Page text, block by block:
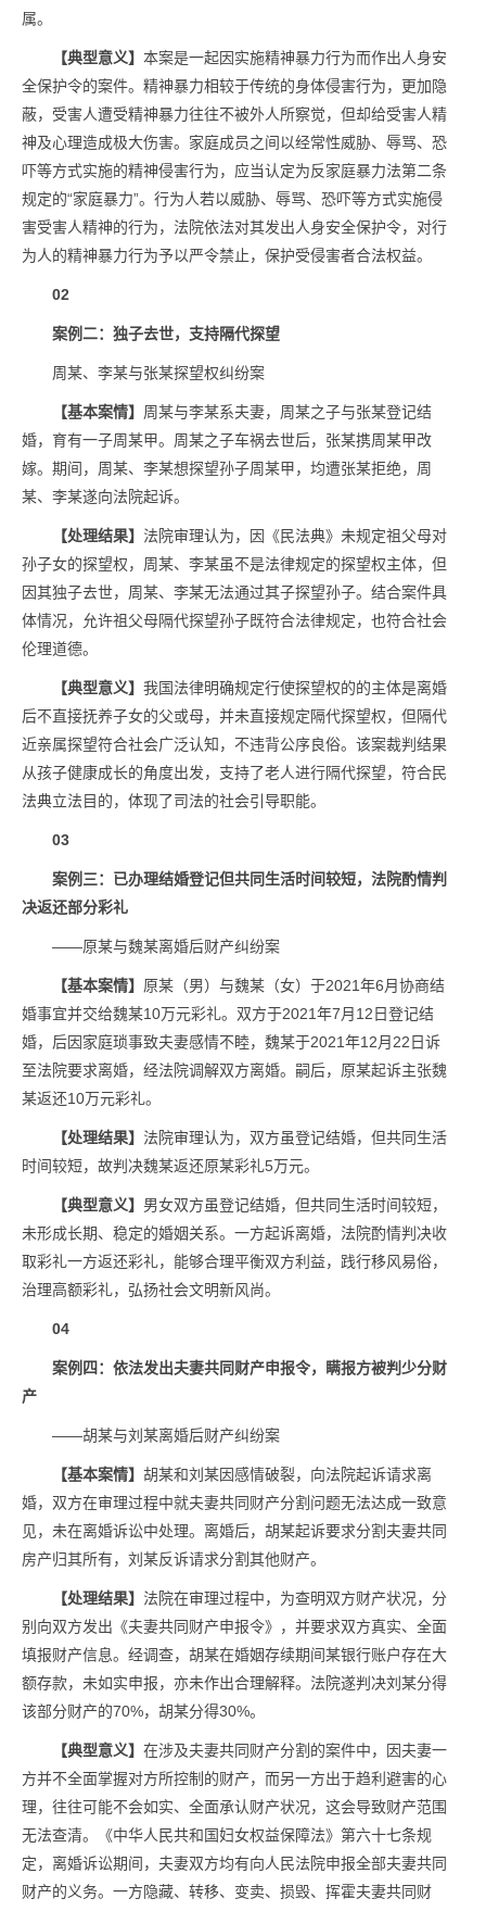
属。
【典型意义】 本案是一起因实施精神暴力行为而作出人身安
全保护令的案件。精神暴力相较于传统的身体侵害行为，更加隐
蔽，受害人遭受精神暴力往往不被外人所察觉，但却给受害人精
神及心理造成极大伤害。家庭成员之间以经常性威胁、辱骂、恐
吓等方式实施的精神侵害行为，应当认定为反家庭暴力法第二条
规定的“家庭暴力”。行为人若以威胁、辱骂、恐吓等方式实施侵
害受害人精神的行为，法院依法对其发出人身安全保护令，对行
为人的精神暴力行为予以严令禁止，保护受侵害者合法权益。
02
案例二：独子去世，支持隔代探望
周某、李某与张某探望权纠纷案
【基本案情】 周某与李某系夫妻，周某之子与张某登记结
婚，育有一子周某甲。周某之子车祸去世后，张某携周某甲改
嫁。期间，周某、李某想探望孙子周某甲，均遭张某拒绝，周
某、李某遂向法院起诉。
【处理结果】 法院审理认为，因《民法典》未规定祖父母对
孙子女的探望权，周某、李某虽不是法律规定的探望权主体，但
因其独子去世，周某、李某无法通过其子探望孙子。结合案件具
体情况，允许祖父母隔代探望孙子既符合法律规定，也符合社会
伦理道德。
【典型意义】 我国法律明确规定行使探望权的的主体是离婚
后不直接抚养子女的父或母，并未直接规定隔代探望权，但隔代
近亲属探望符合社会广泛认知，不违背公序良俗。该案裁判结果
从孩子健康成长的角度出发，支持了老人进行隔代探望，符合民
法典立法目的，体现了司法的社会引导职能。
03
案例三：已办理结婚登记但共同生活时间较短，法院酌情判
决返还部分彩礼
——原某与魏某离婚后财产纠纷案
【基本案情】 原某（男）与魏某（女）于2021年6月协商结
婚事宜并交给魏某10万元彩礼。双方于2021年7月12日登记结
婚，后因家庭琐事致夫妻感情不睦，魏某于2021年12月22日诉
至法院要求离婚，经法院调解双方离婚。嗣后，原某起诉主张魏
某返还10万元彩礼。
【处理结果】 法院审理认为，双方虽登记结婚，但共同生活
时间较短，故判决魏某返还原某彩礼5万元。
【典型意义】 男女双方虽登记结婚，但共同生活时间较短，
未形成长期、稳定的婚姻关系。一方起诉离婚，法院酌情判决收
取彩礼一方返还彩礼，能够合理平衡双方利益，践行移风易俗，
治理高额彩礼，弘扬社会文明新风尚。
04
案例四：依法发出夫妻共同财产申报令，瞒报方被判少分财
产
——胡某与刘某离婚后财产纠纷案
【基本案情】 胡某和刘某因感情破裂，向法院起诉请求离
婚，双方在审理过程中就夫妻共同财产分割问题无法达成一致意
见，未在离婚诉讼中处理。离婚后，胡某起诉要求分割夫妻共同
房产归其所有，刘某反诉请求分割其他财产。
【处理结果】 法院在审理过程中，为查明双方财产状况，分
别向双方发出《夫妻共同财产申报令》，并要求双方真实、全面
填报财产信息。经调查，胡某在婚姻存续期间某银行账户存在大
额存款，未如实申报，亦未作出合理解释。法院遂判决刘某分得
该部分财产的70%，胡某分得30%。
【典型意义】 在涉及夫妻共同财产分割的案件中，因夫妻一
方并不全面掌握对方所控制的财产，而另一方出于趋利避害的心
理，往往可能不会如实、全面承认财产状况，这会导致财产范围
无法查清。《中华人民共和国妇女权益保障法》第六十七条规
定，离婚诉讼期间，夫妻双方均有向人民法院申报全部夫妻共同
财产的义务。一方隐藏、转移、变卖、损毁、挥霍夫妻共同财